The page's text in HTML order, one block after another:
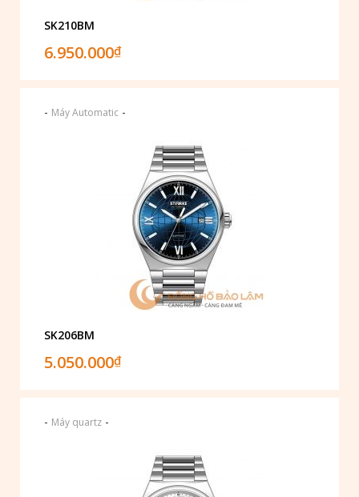
SK210BM
6.950.000₫
- Máy Automatic -
SK206BM
5.050.000₫
- Máy quartz -